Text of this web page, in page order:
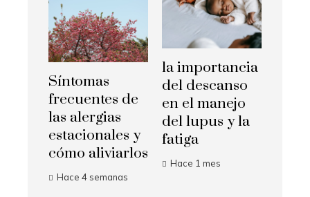
Síntomas
frecuentes de
las alergias
estacionales y
cómo aliviarlos
Hace 4 semanas
la importancia
del descanso
en el manejo
del lupus y la
fatiga
Hace 1 mes